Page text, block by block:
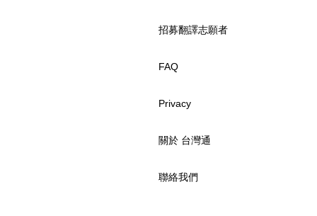
招募翻譯志願者
FAQ
Privacy
關於 台灣通
聯絡我們